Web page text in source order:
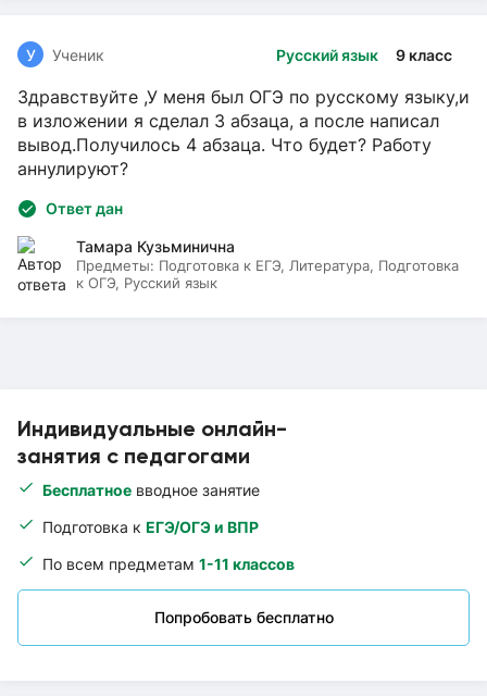
Индивидуальные онлайн-
занятия с педагогами
Бесплатное вводное занятие
Подготовка к ЕГЭ/ОГЭ и ВПР
По всем предметам 1-11 классов
Попробовать бесплатно
Русский язык 9 класс
У Ученик
Здравствуйте ,У меня был ОГЭ по русскому языку,и
в изложении я сделал 3 абзаца, а после написал
вывод.Получилось 4 абзаца. Что будет? Работу
аннулируют?
Ответ дан
Тамара Кузьминична
Предметы: Подготовка к ЕГЭ, Литература, Подготовка
к ОГЭ, Русский язык